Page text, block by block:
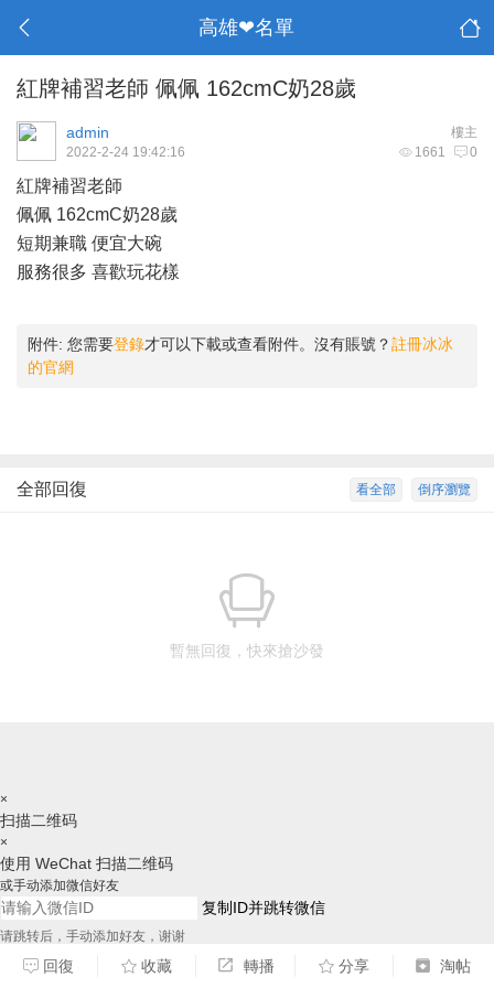
高雄❤名單
紅牌補習老師 佩佩 162cmC奶28歲
樓主
admin
1661 0
2022-2-24 19:42:16
紅牌補習老師
佩佩 162cmC奶28歲
短期兼職 便宜大碗
服務很多 喜歡玩花樣
附件: 您需要登錄才可以下載或查看附件。沒有賬號？註冊冰冰
的官網
倒序瀏覽
看全部
全部回復
暫無回復，快來搶沙發
回復 收藏 轉播 分享 淘帖
×
扫描二维码
×
使用 WeChat 扫描二维码
或手动添加微信好友
复制ID并跳转微信
请跳转后，手动添加好友，谢谢